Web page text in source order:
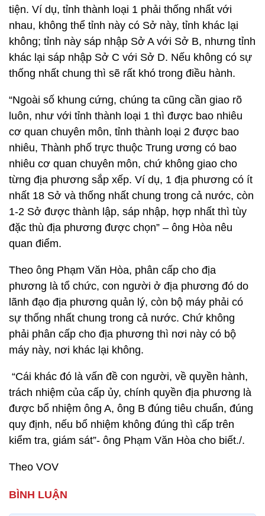
tiện. Ví dụ, tỉnh thành loại 1 phải thống nhất với
nhau, không thể tỉnh này có Sở này, tỉnh khác lại
không; tỉnh này sáp nhập Sở A với Sở B, nhưng tỉnh
khác lại sáp nhập Sở C với Sở D. Nếu không có sự
thống nhất chung thì sẽ rất khó trong điều hành.
“Ngoài số khung cứng, chúng ta cũng cần giao rõ
luôn, như với tỉnh thành loại 1 thì được bao nhiêu
cơ quan chuyên môn, tỉnh thành loại 2 được bao
nhiêu, Thành phố trực thuộc Trung ương có bao
nhiêu cơ quan chuyên môn, chứ không giao cho
từng địa phương sắp xếp. Ví dụ, 1 địa phương có ít
nhất 18 Sở và thống nhất chung trong cả nước, còn
1-2 Sở được thành lập, sáp nhập, hợp nhất thì tùy
đặc thù địa phương được chọn” – ông Hòa nêu
quan điểm.
Theo ông Phạm Văn Hòa, phân cấp cho địa
phương là tổ chức, con người ở địa phương đó do
lãnh đạo địa phương quản lý, còn bộ máy phải có
sự thống nhất chung trong cả nước. Chứ không
phải phân cấp cho địa phương thì nơi này có bộ
máy này, nơi khác lại không.
“Cái khác đó là vấn đề con người, về quyền hành,
trách nhiệm của cấp ủy, chính quyền địa phương là
được bổ nhiệm ông A, ông B đúng tiêu chuẩn, đúng
quy định, nếu bổ nhiệm không đúng thì cấp trên
kiểm tra, giám sát”- ông Phạm Văn Hòa cho biết./.
Theo VOV